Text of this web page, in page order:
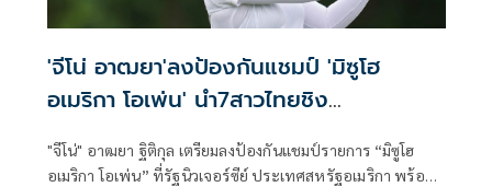
'จีโน่ อาฒยา'ลงป้องกันแชมป์ 'มิซูโฮ
อเมริกา โอเพ่น' นำ7สาวไทยชิง
"จีโน่" อาฒยา ฐิติกุล เตรียมลงป้องกันแชมป์รายการ “มิซูโฮ
อเมริกา โอเพ่น” ที่รัฐนิวเจอร์ซีย์ ประเทศสหรัฐอเมริกา พร้อม